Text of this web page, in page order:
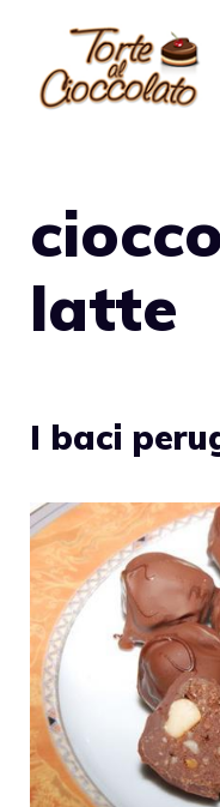
contenuto
latte
I baci